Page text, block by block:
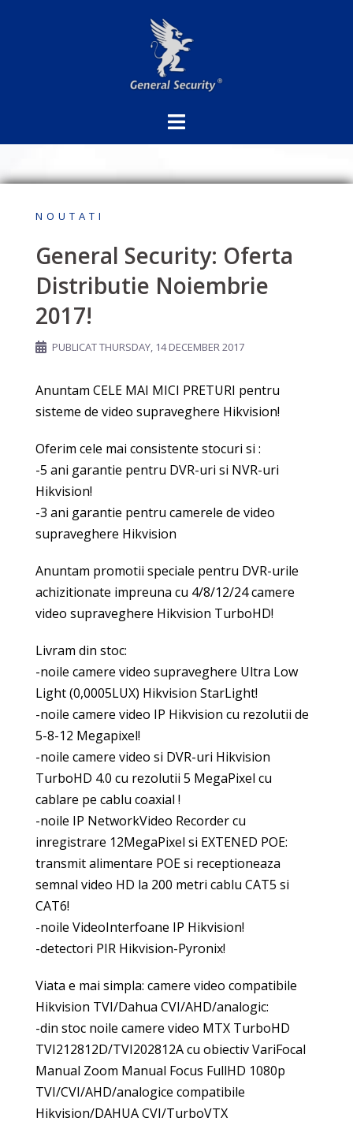
NOUTATI
General Security: Oferta
Distributie Noiembrie
2017!
PUBLICATTHURSDAY, 14 DECEMBER 2017
Anuntam CELE MAI MICI PRETURI pentru
sisteme de video supraveghere Hikvision!
Oferim cele mai consistente stocuri si :
-5 ani garantie pentru DVR-uri si NVR-uri
Hikvision!
-3 ani garantie pentru camerele de video
supraveghere Hikvision
Anuntam promotii speciale pentru DVR-urile
achizitionate impreuna cu 4/8/12/24 camere
video supraveghere Hikvision TurboHD!
Livram din stoc:
-noile camere video supraveghere Ultra Low
Light (0,0005LUX) Hikvision StarLight!
-noile camere video IP Hikvision cu rezolutii de
5-8-12 Megapixel!
-noile camere video si DVR-uri Hikvision
TurboHD 4.0 cu rezolutii 5 MegaPixel cu
cablare pe cablu coaxial !
-noile IP NetworkVideo Recorder cu
inregistrare 12MegaPixel si EXTENED POE:
transmit alimentare POE si receptioneaza
semnal video HD la 200 metri cablu CAT5 si
CAT6!
-noile VideoInterfoane IP Hikvision!
-detectori PIR Hikvision-Pyronix!
Viata e mai simpla: camere video compatibile
Hikvision TVI/Dahua CVI/AHD/analogic:
-din stoc noile camere video MTX TurboHD
TVI212812D/TVI202812A cu obiectiv VariFocal
Manual Zoom Manual Focus FullHD 1080p
TVI/CVI/AHD/analogice compatibile
Hikvision/DAHUA CVI/TurboVTX